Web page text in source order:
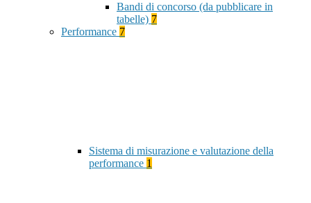
Bandi di concorso (da pubblicare in
tabelle) 7
Performance 7
Sistema di misurazione e valutazione della
performance 1